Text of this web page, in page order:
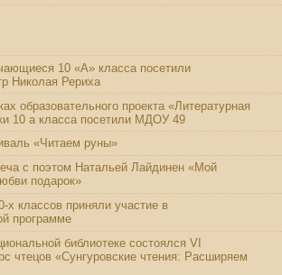
10 «А» класса посетили
Николая Рериха
образовательного проекта «Литературная
10 а класса посетили МДОУ 49
«Читаем руны»
с поэтом Натальей Лайдинен «Мой
подарок»
классов приняли участие в
программе
библиотеке состоялся VI
чтецов «Сунгуровские чтения: Расширяем